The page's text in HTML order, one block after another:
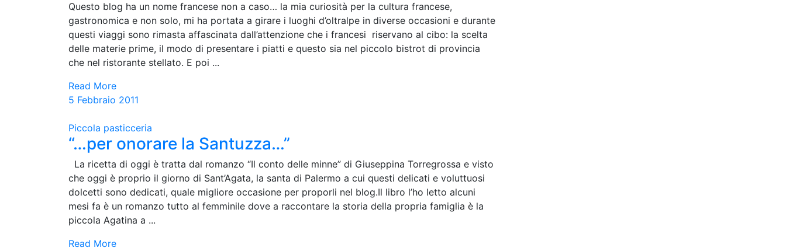
Questo blog ha un nome francese non a caso… la mia curiosità per la cultura francese,
gastronomica e non solo, mi ha portata a girare i luoghi d’oltralpe in diverse occasioni e durante
questi viaggi sono rimasta affascinata dall’attenzione che i francesi riservano al cibo: la scelta
delle materie prime, il modo di presentare i piatti e questo sia nel piccolo bistrot di provincia
che nel ristorante stellato. E poi ...
Read More
5 Febbraio 2011
Piccola pasticceria
“…per onorare la Santuzza…”
La ricetta di oggi è tratta dal romanzo “Il conto delle minne” di Giuseppina Torregrossa e visto
che oggi è proprio il giorno di Sant’Agata, la santa di Palermo a cui questi delicati e voluttuosi
dolcetti sono dedicati, quale migliore occasione per proporli nel blog.Il libro l’ho letto alcuni
mesi fa è un romanzo tutto al femminile dove a raccontare la storia della propria famiglia è la
piccola Agatina a ...
Read More